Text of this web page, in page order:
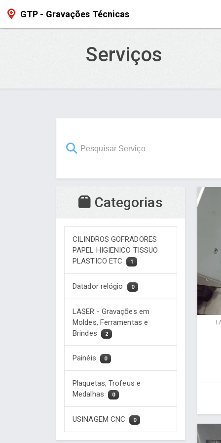
GTP - Gravações Técnicas
Serviços
Categorias
CILINDROS GOFRADORES
PAPEL HIGIENICO TISSUO
PLASTICO ETC
1
Datador relógio 0
LASER - Gravações em
Moldes, Ferramentas e
Brindes
2
Painéis 0
Plaquetas, Trofeus e
Medalhas
0
USINAGEM CNC 0